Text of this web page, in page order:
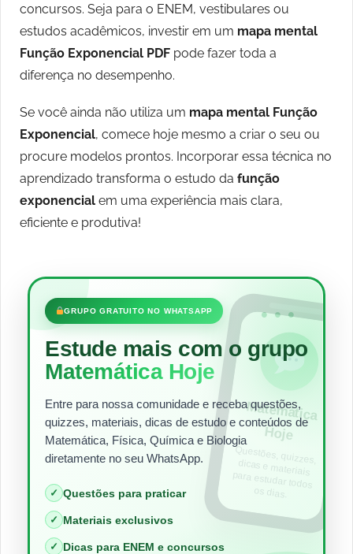
concursos. Seja para o ENEM, vestibulares ou
estudos acadêmicos, investir em um mapa mental
Função Exponencial PDF pode fazer toda a
diferença no desempenho.
Se você ainda não utiliza um mapa mental Função
Exponencial, comece hoje mesmo a criar o seu ou
procure modelos prontos. Incorporar essa técnica no
aprendizado transforma o estudo da função
exponencial em uma experiência mais clara,
eficiente e produtiva!
•••
GRUPO GRATUITO NO WHATSAPP
Estude mais com o grupo
Matemática Hoje
Entre para nossa comunidade e receba questões,
quizzes, materiais, dicas de estudo e conteúdos de
Matemática, Física, Química e Biologia
diretamente no seu WhatsApp.
✓ Questões para praticar
✓ Materiais exclusivos
✓ Dicas para ENEM e concursos
Matem
ática
Hoje
Questões, quizzes,
dicas e materiais
para estudar todos
os dias.